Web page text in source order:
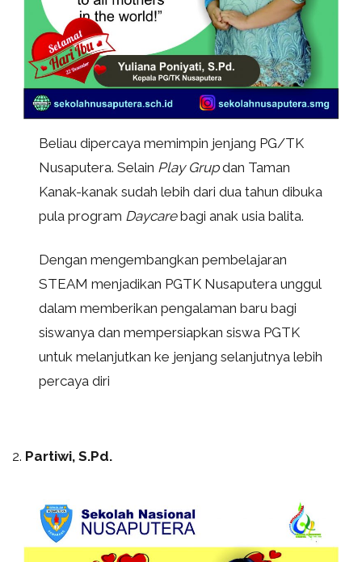
Beliau dipercaya memimpin jenjang PG/TK
Nusaputera. Selain Play Grupdan Taman
Kanak-kanak sudah lebih dari dua tahun dibuka
pula program Daycarebagi anak usia balita.
Dengan mengembangkan pembelajaran
STEAM menjadikan PGTK Nusaputera unggul
dalam memberikan pengalaman baru bagi
siswanya dan mempersiapkan siswa PGTK
untuk melanjutkan ke jenjang selanjutnya lebih
percaya diri
2. Partiwi, S.Pd.